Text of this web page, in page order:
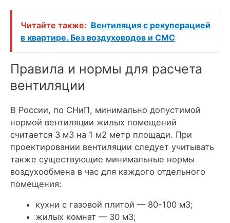
Читайте также: Вентиляция с рекуперацией
в квартире. Без воздуховодов и СМС
Правила и нормы для расчета
вентиляции
В России, по СНиП, минимально допустимой
нормой вентиляции жилых помещений
считается 3 м3 на 1 м2 метр площади. При
проектировании вентиляции следует учитывать
также существующие минимальные нормы
воздухообмена в час для каждого отдельного
помещения:
кухни с газовой плитой — 80-100 м3;
жилых комнат — 30 м3;